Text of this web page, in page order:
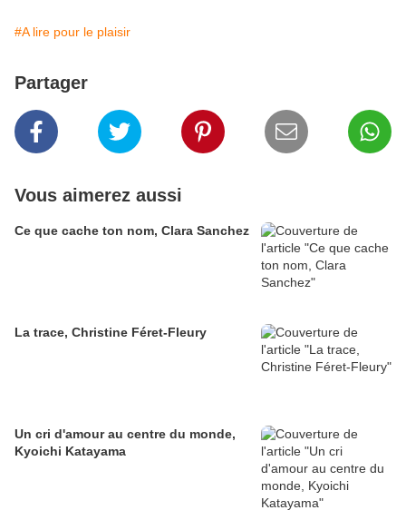
#A lire pour le plaisir
Partager
Vous aimerez aussi
Ce que cache ton nom, Clara Sanchez
La trace, Christine Féret-Fleury
Un cri d'amour au centre du monde,
Kyoichi Katayama